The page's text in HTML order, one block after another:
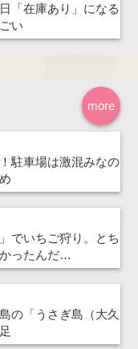
「在庫あり」になる
い
more
駐車場は激混みなの
でいちご狩り。とち
ったんだ…
の「うさぎ島（大久